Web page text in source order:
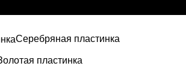
Серебряная пластинка
пластинка